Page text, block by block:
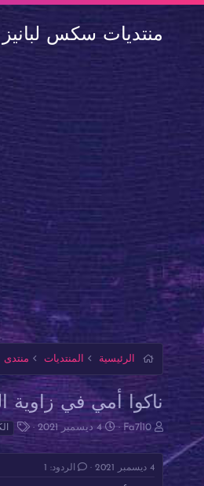
منتديات سكس لبانيز
الرئيسية المنتديات
ناكوا أمي في زاوية
ب
د
ئ
Fa7l10
ت
ي
4 ديسمبر 2021
ل
و
4 ديسمبر 2021 الردود: 1